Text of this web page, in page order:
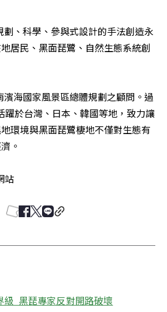
劃、科學、參與式設計的手法創造永
居民、黑面琵鷺、自然生態系統創
濱海國家風景區總體規劃之顧問。過
躍於台灣、日本、韓國等地，致力讓
環境與黑面琵鷺棲地不僅對生態有
。
站
黑琵專家反對開路破壞